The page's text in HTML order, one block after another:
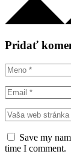
Pridať
Save my
time I comment.